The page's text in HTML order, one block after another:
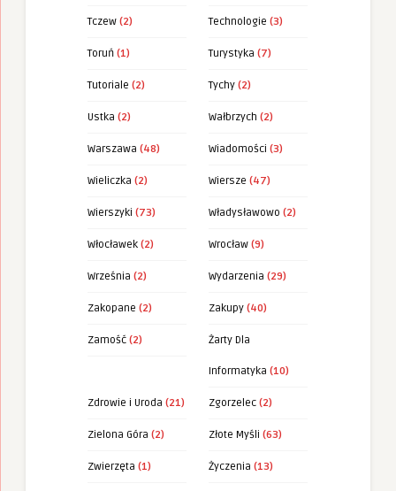
Tczew (2) Technologie (3)
Toruń (1) Turystyka (7)
Tutoriale (2) Tychy (2)
Ustka (2) Wałbrzych (2)
Warszawa (48) Wiadomości (3)
Wieliczka (2) Wiersze (47)
Wierszyki (73) Władysławowo (2)
Włocławek (2) Wrocław (9)
Września (2) Wydarzenia (29)
Zakopane (2) Zakupy (40)
Zamość (2) Żarty Dla
Informatyka (10)
Zdrowie i Uroda (21) Zgorzelec (2)
Zielona Góra (2) Złote Myśli (63)
Zwierzęta (1) Życzenia (13)